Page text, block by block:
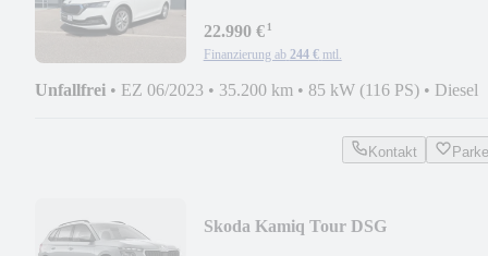
22.990 €¹
Finanzierung ab 244 € mtl.
Unfallfrei • EZ 06/2023 • 35.200 km • 85 kW (116 PS) • Diesel
Kontakt
Skoda Kamiq Tour DSG